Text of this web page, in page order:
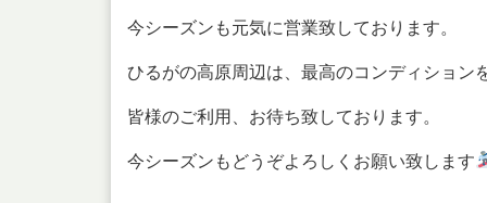
今シーズンも元気に営業致しております。
ひるがの高原周辺は、最高のコンディション
皆様のご利用、お待ち致しております。
今シーズンもどうぞよろしくお願い致します